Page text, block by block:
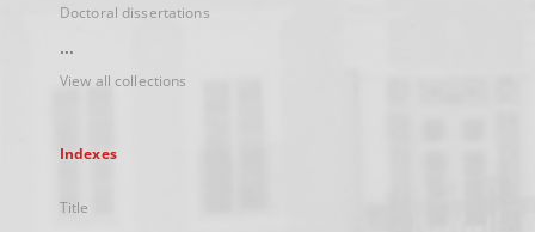
Doctoral dissertations
...
View all collections
Indexes
Title